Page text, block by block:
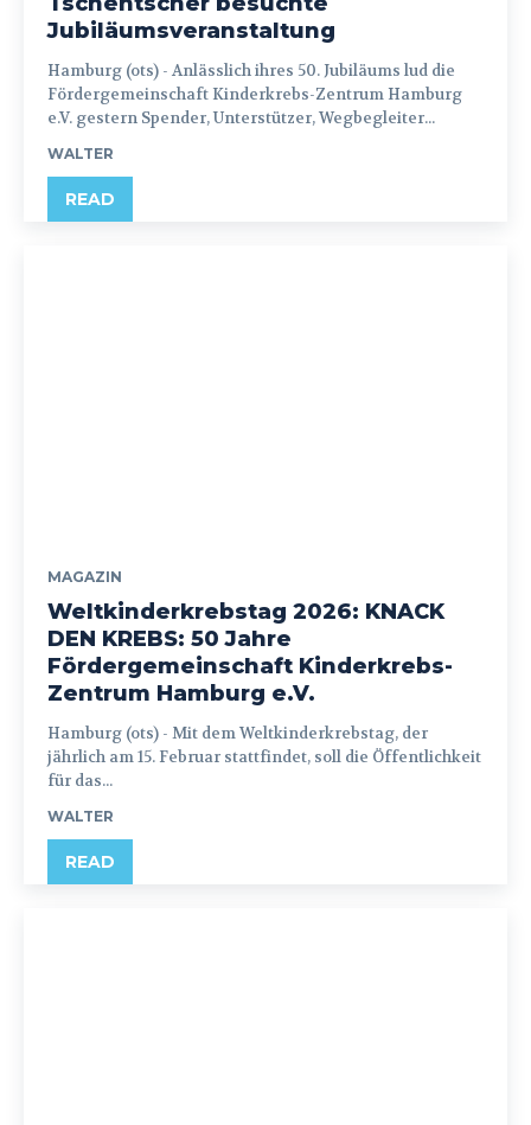
Jubiläumsveranstaltung
Hamburg (ots) - Anlässlich ihres 50. Jubiläums lud die
Fördergemeinschaft Kinderkrebs-Zentrum Hamburg
e.V. gestern Spender, Unterstützer, Wegbegleiter...
WALTER
READ
MAGAZIN
Weltkinderkrebstag 2026: KNACK
DEN KREBS: 50 Jahre
Fördergemeinschaft Kinderkrebs-
Zentrum Hamburg e.V.
Hamburg (ots) - Mit dem Weltkinderkrebstag, der
jährlich am 15. Februar stattfindet, soll die Öffentlichkeit
für das...
WALTER
READ